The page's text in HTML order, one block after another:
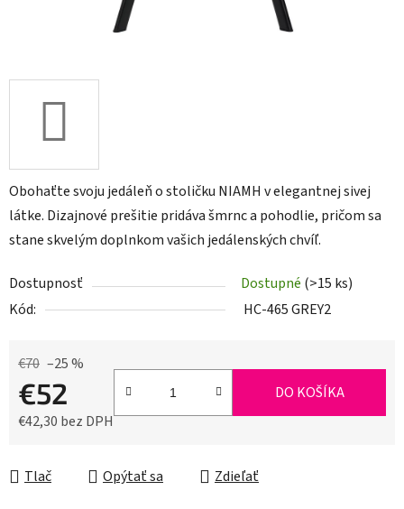
Obohaťte svoju jedáleň o stoličku NIAMH v elegantnej sivej
látke. Dizajnové prešitie pridáva šmrnc a pohodlie, pričom sa
stane skvelým doplnkom vašich jedálenských chvíľ.
Dostupnosť Dostupné (>15 ks)
Kód:
HC-465 GREY2
€70 –25 %
€52
€42,30 bez DPH
DO KOŠÍKA
Tlač Opýtať sa Zdieľať